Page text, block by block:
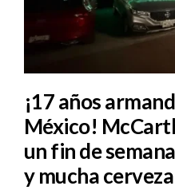
¡17 años
México!
un fin de
y mucha